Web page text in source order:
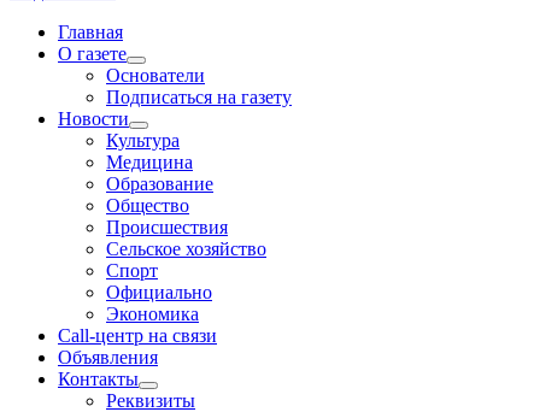
Главная
О газете
Основатели
Подписаться на газету
Новости
Культура
Медицина
Образование
Общество
Происшествия
Сельское хозяйство
Спорт
Официально
Экономика
Call-центр на связи
Объявления
Контакты
Реквизиты